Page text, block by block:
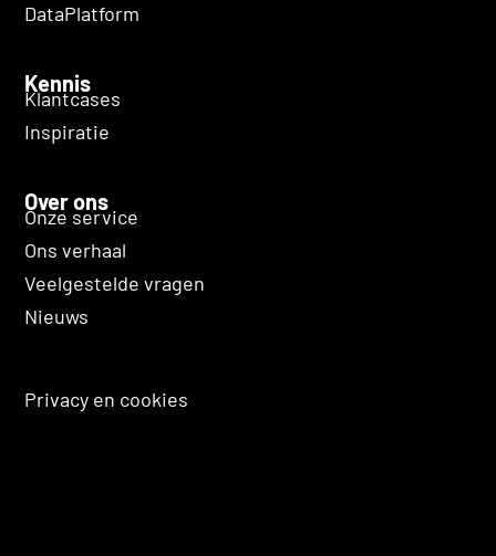
DataPlatform
Kennis
Klantcases
Inspiratie
Over ons
Onze service
Ons verhaal
Veelgestelde vragen
Nieuws
Privacy en cookies